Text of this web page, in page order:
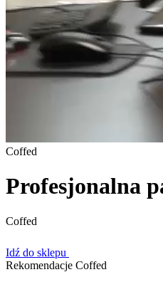
Coffed
Profesjonalna
Coffed
Idź do sklepu
Rekomendacje Coffed